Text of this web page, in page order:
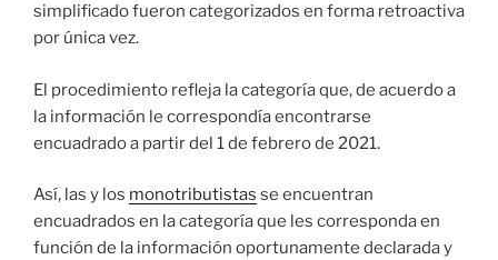
simplificado fueron categorizados en forma retroactiva
por única vez.
El procedimiento refleja la categoría que, de acuerdo a
la información le correspondía encontrarse
encuadrado a partir del 1 de febrero de 2021.
Así, las y los monotributistas se encuentran
encuadrados en la categoría que les corresponda en
función de la información oportunamente declarada y